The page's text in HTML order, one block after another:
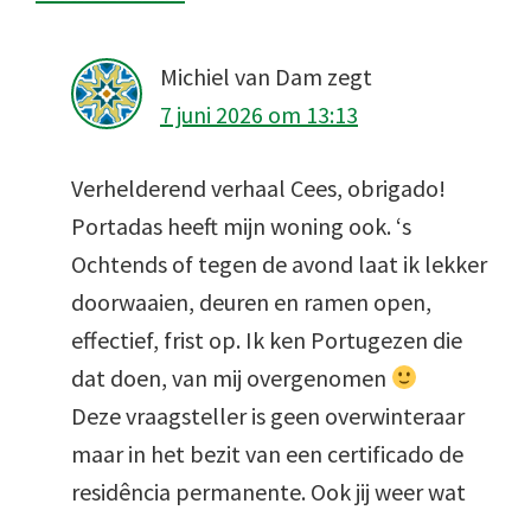
Michiel van Dam zegt
7 juni 2026 om 13:13
Verhelderend verhaal Cees, obrigado!
Portadas heeft mijn woning ook. ‘s
Ochtends of tegen de avond laat ik lekker
doorwaaien, deuren en ramen open,
effectief, frist op. Ik ken Portugezen die
dat doen, van mij overgenomen
Deze vraagsteller is geen overwinteraar
maar in het bezit van een certificado de
residência permanente. Ook jij weer wat